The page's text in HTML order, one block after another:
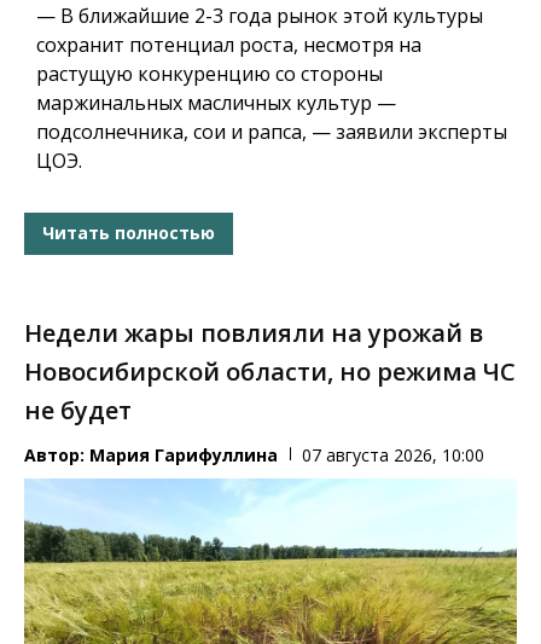
— В ближайшие 2-3 года рынок этой культуры
сохранит потенциал роста, несмотря на
растущую конкуренцию со стороны
маржинальных масличных культур —
подсолнечника, сои и рапса, — заявили эксперты
ЦОЭ.
Читать полностью
Недели жары повлияли на урожай в
Новосибирской области, но режима ЧС
не будет
Автор: Мария Гарифуллина 07 августа 2026, 10:00